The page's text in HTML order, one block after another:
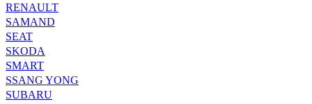
RENAULT
SAMAND
SEAT
SKODA
SMART
SSANG YONG
SUBARU